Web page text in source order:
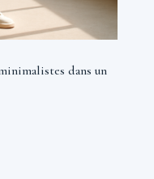
dans un